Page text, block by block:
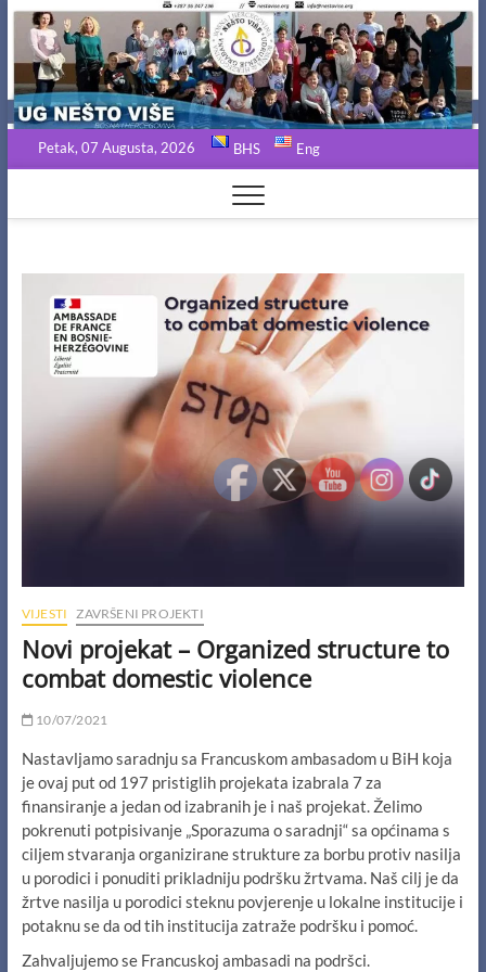
Skip
content
Petak, 07 Augusta, 2026 BHS Eng
VIJESTI ZAVRŠENI PROJEKTI
Novi projekat – Organized structure to
combat domestic violence
10/07/2021
Nastavljamo saradnju sa Francuskom ambasadom u BiH koja
je ovaj put od 197 pristiglih projekata izabrala 7 za
finansiranje a jedan od izabranih je i naš projekat. Želimo
pokrenuti potpisivanje „Sporazuma o saradnji“ sa općinama s
ciljem stvaranja organizirane strukture za borbu protiv nasilja
u porodici i ponuditi prikladniju podršku žrtvama. Naš cilj je da
žrtve nasilja u porodici steknu povjerenje u lokalne institucije i
potaknu se da od tih institucija zatraže podršku i pomoć.
Zahvaljujemo se Francuskoj ambasadi na podršci.